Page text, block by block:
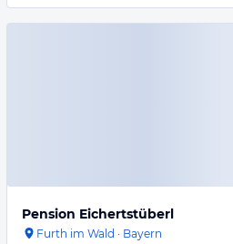
Pension Eichertstüberl
Furth im Wald · Bayern